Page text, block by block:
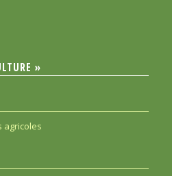
»
agricoles